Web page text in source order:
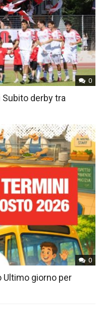
0
derby tra
0
giorno per